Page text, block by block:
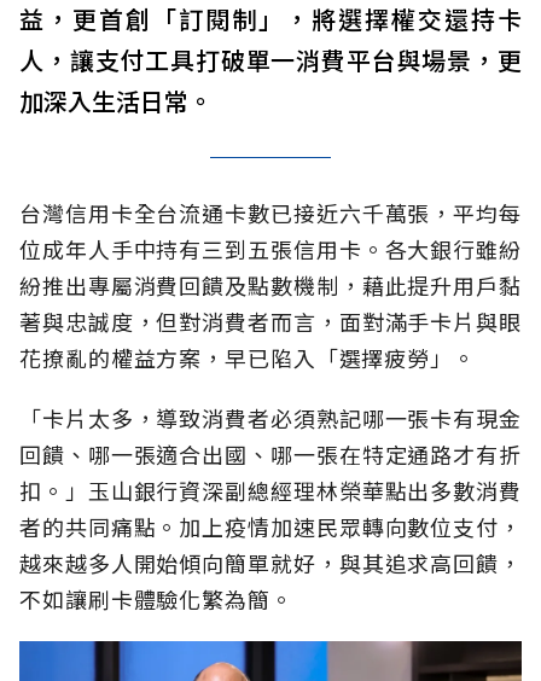
益，更首創「訂閱制」，將選擇權交還持卡
人，讓支付工具打破單一消費平台與場景，更
加深入生活日常。
台灣信用卡全台流通卡數已接近六千萬張，平均每
位成年人手中持有三到五張信用卡。各大銀行雖紛
紛推出專屬消費回饋及點數機制，藉此提升用戶黏
著與忠誠度，但對消費者而言，面對滿手卡片與眼
花撩亂的權益方案，早已陷入「選擇疲勞」。
「卡片太多，導致消費者必須熟記哪一張卡有現金
回饋、哪一張適合出國、哪一張在特定通路才有折
扣。」玉山銀行資深副總經理林榮華點出多數消費
者的共同痛點。加上疫情加速民眾轉向數位支付，
越來越多人開始傾向簡單就好，與其追求高回饋，
不如讓刷卡體驗化繁為簡。